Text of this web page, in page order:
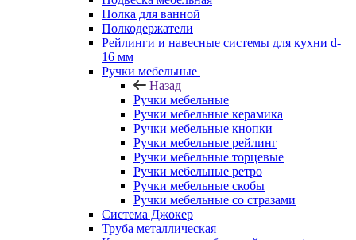
Полка для ванной
Полкодержатели
Рейлинги и навесные системы для кухни d-
16 мм
Ручки мебельные
Назад
Ручки мебельные
Ручки мебельные керамика
Ручки мебельные кнопки
Ручки мебельные рейлинг
Ручки мебельные торцевые
Ручки мебельные ретро
Ручки мебельные скобы
Ручки мебельные со стразами
Система Джокер
Труба металлическая